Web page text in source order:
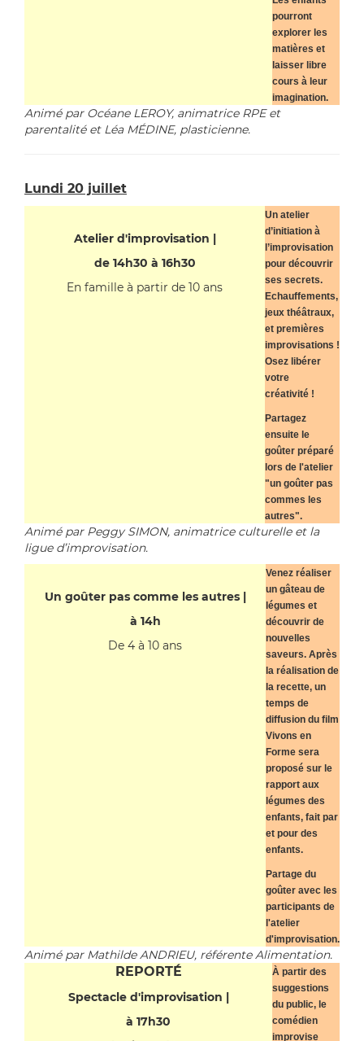
pourront
explorer les
matières et
laisser libre
cours à leur
imagination.
Animé par Océane LEROY, animatrice RPE et
parentalité et Léa MÉDINE, plasticienne.
Lundi 20 juillet
Atelier d'improvisation |
de 14h30 à 16h30
En famille à partir de 10 ans
Un atelier
d’initiation à
l’improvisation
pour découvrir
ses secrets.
Echauffements,
jeux théâtraux,
et premières
improvisations !
Osez libérer
votre
créativité !
Partagez
ensuite le
goûter préparé
lors de l'atelier
"un goûter pas
commes les
autres".
Animé par Peggy SIMON, animatrice culturelle et la
ligue d’improvisation.
Un goûter pas comme les autres |
à 14h
De 4 à 10 ans
Venez réaliser
un gâteau de
légumes et
découvrir de
nouvelles
saveurs. Après
la réalisation de
la recette, un
temps de
diffusion du film
Vivons en
Forme sera
proposé sur le
rapport aux
légumes des
enfants, fait par
et pour des
enfants.
Partage du
goûter avec les
participants de
l'atelier
d'improvisation.
Animé par Mathilde ANDRIEU, référente Alimentation.
REPORTÉ
Spectacle d'improvisation |
à 17h30
À partir des
suggestions
du public, le
comédien
improvise